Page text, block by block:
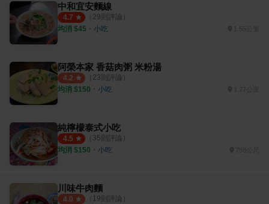
中和宜安麵線
4.7 （ 29則評論）
均消 $45 ・ 小吃 1.55公里
阿榮本家 香菇肉粥 米粉湯
4.2 （ 23則評論）
均消 $150 ・ 小吃 1.77公里
純檸檬泰式小吃
4.5 （ 35則評論）
均消 $150 ・ 小吃 758公尺
川味牛肉麵
4.0 （ 19則評論）